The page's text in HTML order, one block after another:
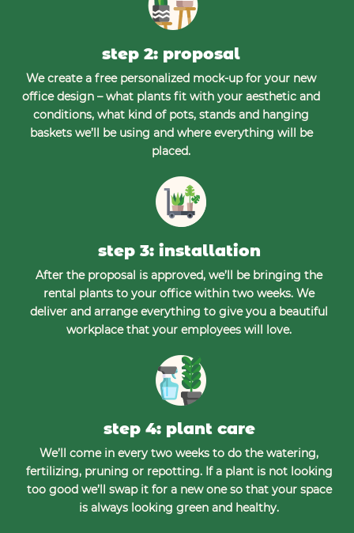
step 2: proposal
We create a free personalized mock-up for your new
office design – what plants fit with your aesthetic and
conditions, what kind of pots, stands and hanging
baskets we’ll be using and where everything will be
placed.
step 3: installation
After the proposal is approved, we’ll be bringing the
rental plants to your office within two weeks. We
deliver and arrange everything to give you a beautiful
workplace that your employees will love.
step 4: plant care
We’ll come in every two weeks to do the watering,
fertilizing, pruning or repotting. If a plant is not looking
too good we’ll swap it for a new one so that your space
is always looking green and healthy.